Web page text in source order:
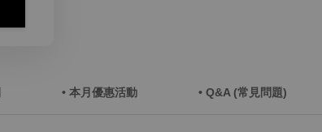
• 本月優惠活動 • Q&A (常見問題)